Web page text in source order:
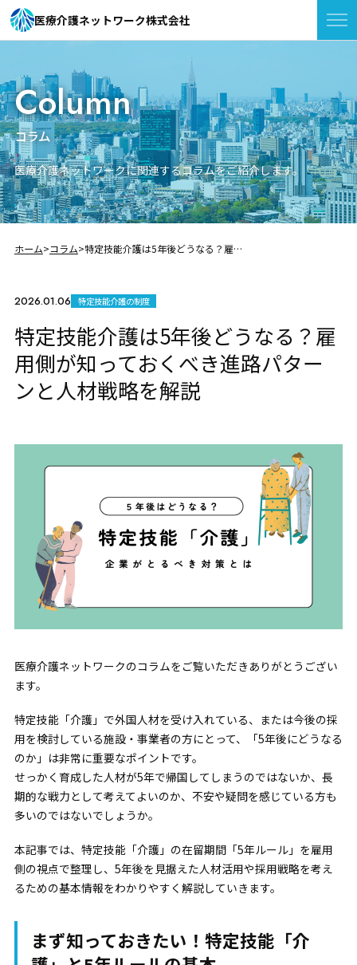
医療介護ネットワーク株式会社
Column
コラム
医療介護ネットワークに関連するコラムをご紹介します。
ホーム コラム 特定技能介護は5年後どうなる？雇用側が知っておくべき進路パターンと人材戦略を解説
2026.01.06 特定技能介護の制度
特定技能介護は5年後どうなる？雇
用側が知っておくべき進路パター
ンと人材戦略を解説
医療介護ネットワークのコラムをご覧いただきありがとうござい
ます。
特定技能「介護」で外国人材を受け入れている、または今後の採
用を検討している施設・事業者の方にとって、「5年後にどうなる
のか」は非常に重要なポイントです。
せっかく育成した人材が5年で帰国してしまうのではないか、長
期的な戦力として考えてよいのか、不安や疑問を感じている方も
多いのではないでしょうか。
本記事では、特定技能「介護」の在留期間「5年ルール」を雇用
側の視点で整理し、5年後を見据えた人材活用や採用戦略を考え
るための基本情報をわかりやすく解説していきます。
まず知っておきたい！特定技能「介